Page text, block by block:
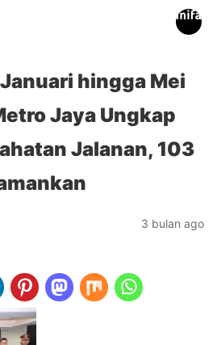
hingga Mei
Jaya Ungkap
Jalanan, 103
3 bulan ago